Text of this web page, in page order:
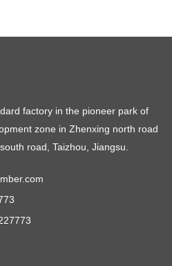
factory in the pioneer park of
zone in Zhenxing north road
road, Taizhou, Jiangsu.